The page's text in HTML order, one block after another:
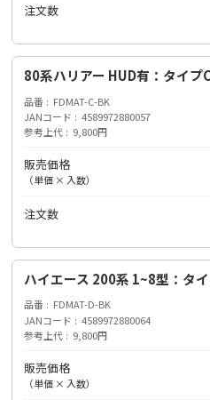
注文数
80系ハリアー HUD有：タイプ
品番
FDMAT-C-BK
JANコード
4589972880057
参考上代
9,800円
販売価格
（単価 × 入数）
注文数
ハイエース 200系 1~8型：タ
品番
FDMAT-D-BK
JANコード
4589972880064
参考上代
9,800円
販売価格
（単価 × 入数）